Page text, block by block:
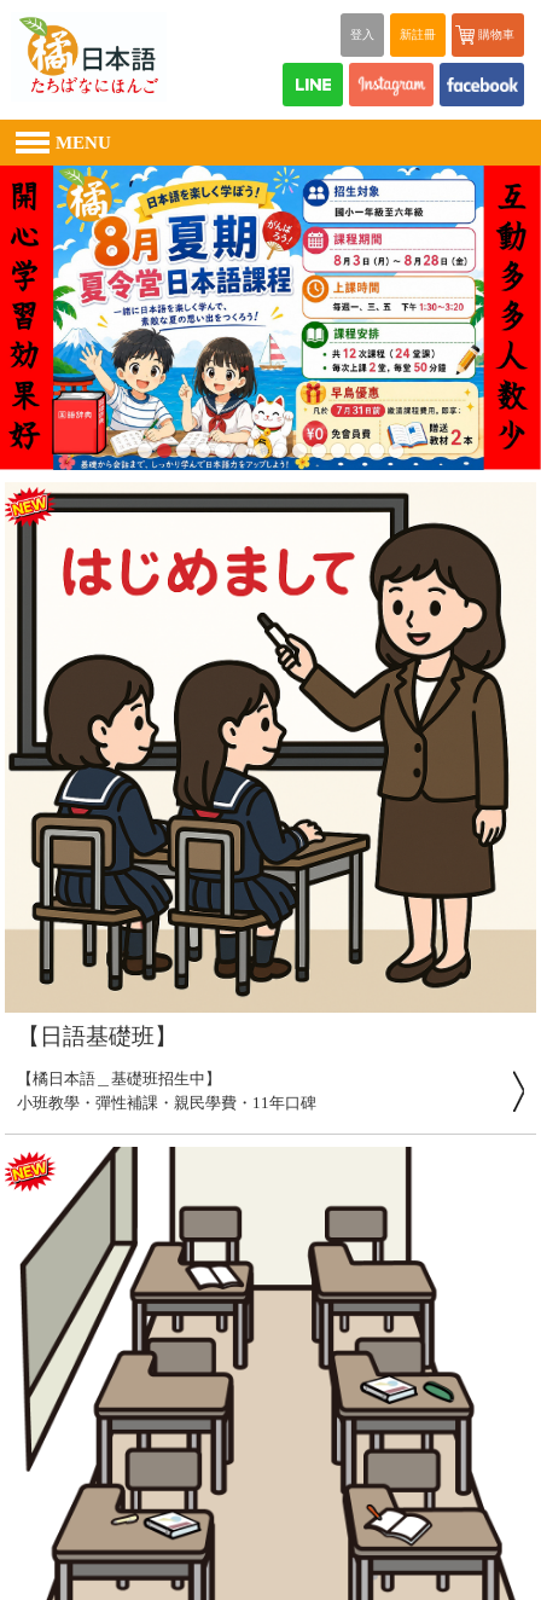
購物車
新註冊
登入
MENU
","",""," "," ","","","
【日語基礎班】
【橘日本語＿基礎班招生中】
小班教學・彈性補課・親民學費・11年口碑
????完全零基礎的日語初學者
- 想打好 JLPT N5/N4 基礎的學生與社會人士
- 喜歡溫暖互動、重視學習品質的小班環境
???? 小班制・四人即開班
我們相信學習需要空間與關照。每班只需 4 人即可開課，確保每位
同學都能獲得老師充分的指導與回應。
???? 上課時間充足・每堂 3 小時
每次上課皆為 3 小時，節奏穩定、內容紮實，讓你不只是「學
過」，而是真正「學會」。
???? 缺課也不怕・彈性補課制度
- 提供【實體】與【線上】兩種補課選擇
- 彈性安排，不讓生活打亂你的學習節奏
????‍???? 教學互動・資源豐富
- 課堂中有充分的師生互動與練習機會
- 提供線上題庫練習、學習評量、考試資源應援
- 不論是否報考 JLPT，我們都會全力支持你的學習目標
???? 親民學費・口碑保證
橘日本語已深耕 11 年，堅持高品質、合理價格，讓更多人能安心
學習、穩定進步。